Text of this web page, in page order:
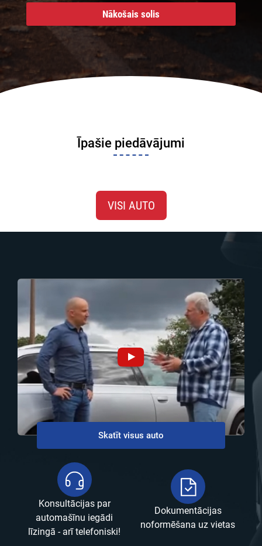
Nākošais solis
Īpašie piedāvājumi
VISI AUTO
Dokumentācijas
noformēšana uz vietas
Skatīt visus auto
Konsultācijas par
automašīnu iegādi
līzingā - arī telefoniski!